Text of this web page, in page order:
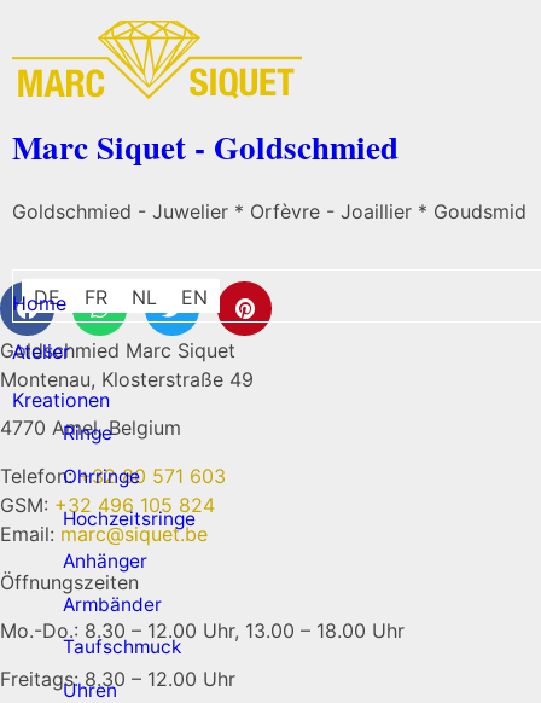
Marc Siquet - Goldschmied
Goldschmied - Juwelier * Orfèvre - Joaillier * Goudsmid
DE FR NL EN
Home
Atelier
Kreationen
Ringe
Ohrringe
Hochzeitsringe
Anhänger
Armbänder
Taufschmuck
Uhren
Goldschmied Marc Siquet
Montenau, Klosterstraße 49
4770 Amel, Belgium
Telefon:+32 80 571 603
GSM: +32 496 105 824
Email: marc@siquet.be
Öffnungszeiten
Mo.-Do.: 8.30 – 12.00 Uhr, 13.00 – 18.00 Uhr
Freitags: 8.30 – 12.00 Uhr